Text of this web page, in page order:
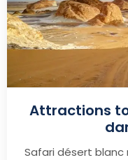
Attractions
Safari désert blanc